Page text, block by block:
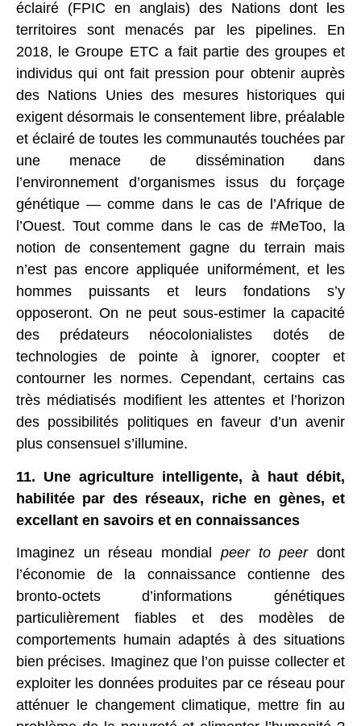
éclairé (FPIC en anglais) des Nations dont les
territoires sont menacés par les pipelines. En
2018, le Groupe ETC a fait partie des groupes et
individus qui ont fait pression pour obtenir auprès
des Nations Unies des mesures historiques qui
exigent désormais le consentement libre, préalable
et éclairé de toutes les communautés touchées par
une menace de dissémination dans
l’environnement d’organismes issus du forçage
génétique — comme dans le cas de l’Afrique de
l’Ouest. Tout comme dans le cas de #MeToo, la
notion de consentement gagne du terrain mais
n’est pas encore appliquée uniformément, et les
hommes puissants et leurs fondations s’y
opposeront. On ne peut sous-estimer la capacité
des prédateurs néocolonialistes dotés de
technologies de pointe à ignorer, coopter et
contourner les normes. Cependant, certains cas
très médiatisés modifient les attentes et l’horizon
des possibilités politiques en faveur d’un avenir
plus consensuel s’illumine.
11. Une agriculture intelligente, à haut débit,
habilitée par des réseaux, riche en gènes, et
excellant en savoirs et en connaissances
Imaginez un réseau mondial peer to peerdont
l’économie de la connaissance contienne des
bronto-octets d’informations génétiques
particulièrement fiables et des modèles de
comportements humain adaptés à des situations
bien précises. Imaginez que l’on puisse collecter et
exploiter les données produites par ce réseau pour
atténuer le changement climatique, mettre fin au